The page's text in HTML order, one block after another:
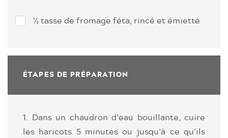
½ tasse de fromage féta, rincé et émietté
ÉTAPES DE PRÉPARATION
1. Dans un chaudron d’eau bouillante, cuire
les haricots 5 minutes ou jusqu’à ce qu’ils